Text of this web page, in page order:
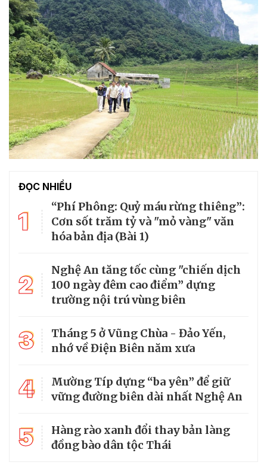
ĐỌC NHIỀU
1
“Phí Phông: Quỷ máu rừng thiêng”:
Cơn sốt trăm tỷ và "mỏ vàng" văn
hóa bản địa (Bài 1)
2
Nghệ An tăng tốc cùng "chiến dịch
100 ngày đêm cao điểm” dựng
trường nội trú vùng biên
3
Tháng 5 ở Vũng Chùa - Đảo Yến,
nhớ về Điện Biên năm xưa
4
Mường Típ dựng “ba yên” để giữ
vững đường biên dài nhất Nghệ An
5
Hàng rào xanh đổi thay bản làng
đồng bào dân tộc Thái